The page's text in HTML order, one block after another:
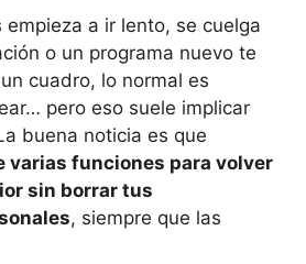
empieza a ir lento, se cuelga
o un programa nuevo te
cuadro, lo normal es
pero eso suele implicar
buena noticia es que
varias funciones para volver
sin borrar tus
, siempre que las